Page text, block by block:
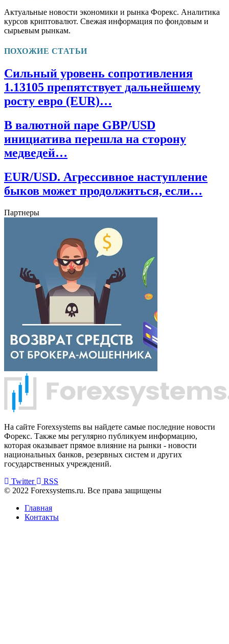
Актуальные новости экономики и рынка Форекс. Аналитика
курсов криптовалют. Свежая информация по фондовым и
сырьевым рынкам.
ПОХОЖИЕ СТАТЬИ
Сильный уровень сопротивления
1.13105 препятствует дальнейшему
росту евро (EUR)…
В валютной паре GBP/USD
инициатива перешла на сторону
медведей…
EUR/USD. Агрессивное наступление
быков может продолжиться, если…
Партнеры
На сайте Forexsystems вы найдете самые последние новости
Форекс. Также мы регулярно публикуем информацию,
которая оказывает прямое влияние на рынки - новости
национальных банков, резервных систем и других
государственных учреждений.
Twitter
RSS
© 2022 Forexsystems.ru. Все права защищены
Главная
Контакты